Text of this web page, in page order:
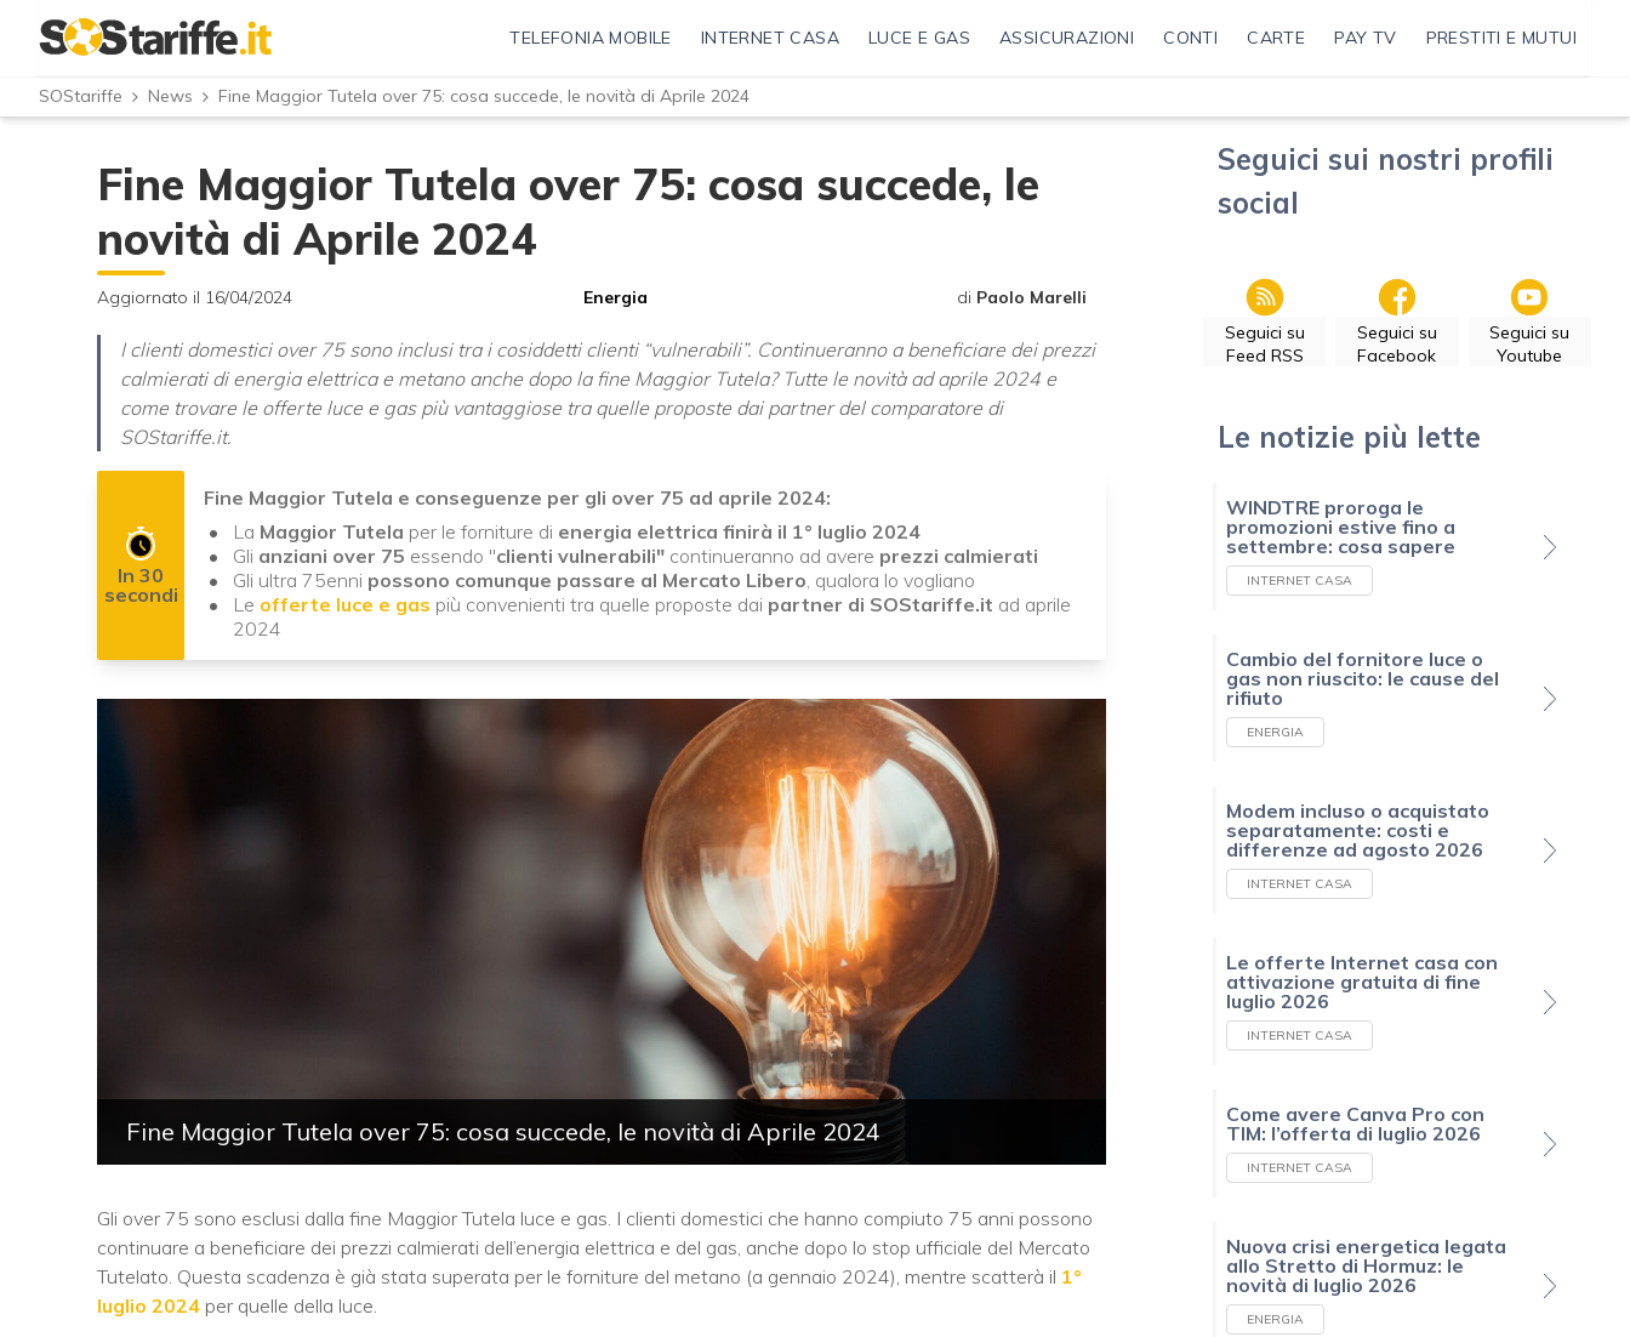
TELEFONIA MOBILE INTERNET CASA LUCE E GAS ASSICURAZIONI CONTI CARTE PAY TV PRESTITI E MUTUI
SOStariffe News Fine Maggior Tutela over 75: cosa succede, le novità di Aprile 2024
Fine Maggior Tutela over 75: cosa succede, le
novità di Aprile 2024
Aggiornato il 16/04/2024 Energia di Paolo Marelli
I clienti domestici over 75 sono inclusi tra i cosiddetti clienti “vulnerabili”. Continueranno a beneficiare dei prezzi
calmierati di energia elettrica e metano anche dopo la fine Maggior Tutela? Tutte le novità ad aprile 2024 e
come trovare le offerte luce e gas più vantaggiose tra quelle proposte dai partner del comparatore di
SOStariffe.it.
In 30
secondi
Fine Maggior Tutela e conseguenze per gli over 75 ad aprile 2024:
La Maggior Tutela per le forniture di energia elettrica finirà il 1° luglio 2024
Gli anziani over 75 essendo "clienti vulnerabili" continueranno ad avere prezzi calmierati
Gli ultra 75enni possono comunque passare al Mercato Libero, qualora lo vogliano
Le offerte luce e gas più convenienti tra quelle proposte dai partner di SOStariffe.it ad aprile
2024
Fine Maggior Tutela over 75: cosa succede, le novità di Aprile 2024
Gli over 75 sono esclusi dalla fine Maggior Tutela luce e gas. I clienti domestici che hanno compiuto 75 anni possono
continuare a beneficiare dei prezzi calmierati dell’energia elettrica e del gas, anche dopo lo stop ufficiale del Mercato
Tutelato. Questa scadenza è già stata superata per le forniture del metano (a gennaio 2024), mentre scatterà il 1°
luglio 2024 per quelle della luce.
Seguici sui nostri profili
social
Seguici su
Feed RSS
Seguici su
Facebook
Seguici su
Youtube
Le notizie più lette
WINDTRE proroga le
promozioni estive fino a
settembre: cosa sapere
INTERNET CASA
Cambio del fornitore luce o
gas non riuscito: le cause del
rifiuto
ENERGIA
Modem incluso o acquistato
separatamente: costi e
differenze ad agosto 2026
INTERNET CASA
Le offerte Internet casa con
attivazione gratuita di fine
luglio 2026
INTERNET CASA
Come avere Canva Pro con
TIM: l’offerta di luglio 2026
INTERNET CASA
Nuova crisi energetica legata
allo Stretto di Hormuz: le
novità di luglio 2026
ENERGIA